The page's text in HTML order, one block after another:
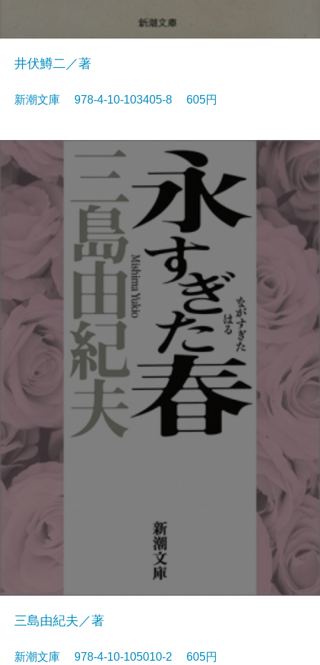
井伏鱒二／著
新潮文庫 978-4-10-103405-8 605円
三島由紀夫／著
新潮文庫 978-4-10-105010-2 605円